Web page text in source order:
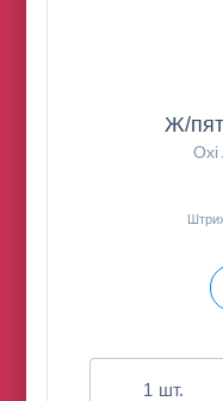
Ж/
Oxi
шт.